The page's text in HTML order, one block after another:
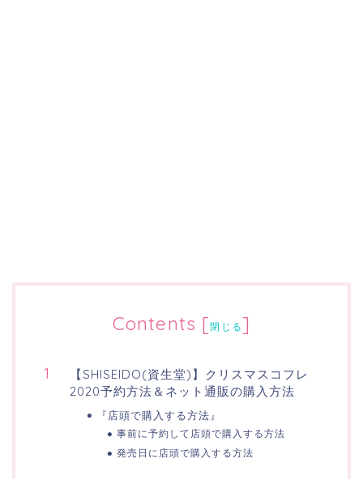
Contents [閉じる]
【SHISEIDO(資生堂)】クリスマスコフレ
2020予約方法＆ネット通販の購入方法
『店頭で購入する方法』
事前に予約して店頭で購入する方法
発売日に店頭で購入する方法